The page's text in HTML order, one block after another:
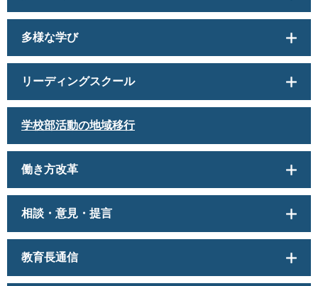
多様な学び
リーディングスクール
学校部活動の地域移行
働き方改革
相談・意見・提言
教育長通信